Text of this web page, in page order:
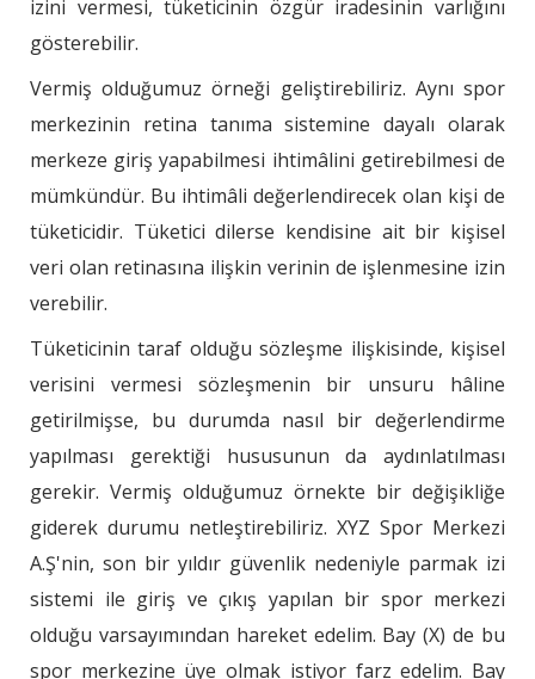
izini vermesi, tüketicinin özgür iradesinin varlığını
gösterebilir.
Vermiş olduğumuz örneği geliştirebiliriz. Aynı spor
merkezinin retina tanıma sistemine dayalı olarak
merkeze giriş yapabilmesi ihtimâlini getirebilmesi de
mümkündür. Bu ihtimâli değerlendirecek olan kişi de
tüketicidir. Tüketici dilerse kendisine ait bir kişisel
veri olan retinasına ilişkin verinin de işlenmesine izin
verebilir.
Tüketicinin taraf olduğu sözleşme ilişkisinde, kişisel
verisini vermesi sözleşmenin bir unsuru hâline
getirilmişse, bu durumda nasıl bir değerlendirme
yapılması gerektiği hususunun da aydınlatılması
gerekir. Vermiş olduğumuz örnekte bir değişikliğe
giderek durumu netleştirebiliriz. XYZ Spor Merkezi
A.Ş'nin, son bir yıldır güvenlik nedeniyle parmak izi
sistemi ile giriş ve çıkış yapılan bir spor merkezi
olduğu varsayımından hareket edelim. Bay (X) de bu
spor merkezine üye olmak istiyor farz edelim. Bay